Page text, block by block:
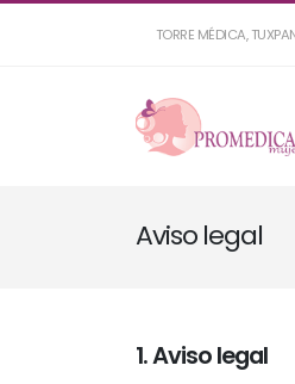
TORRE MÉDICA,
Aviso legal
1. Aviso legal